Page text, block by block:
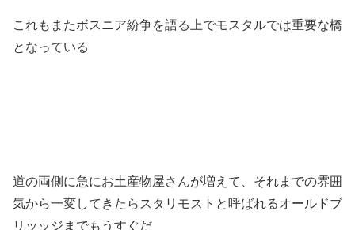
これもまたボスニア紛争を語る上でモスタルでは重要な橋
となっている
道の両側に急にお土産物屋さんが増えて、それまでの雰囲
気から一変してきたらスタリモストと呼ばれるオールドブ
リッッジまでもうすぐだ